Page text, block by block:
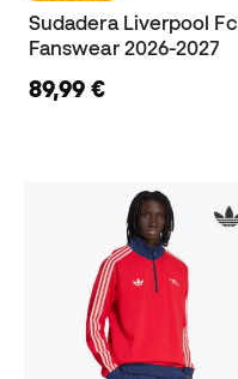
Sudadera Liverpool Fc
Fanswear 2026-2027
89,99 €